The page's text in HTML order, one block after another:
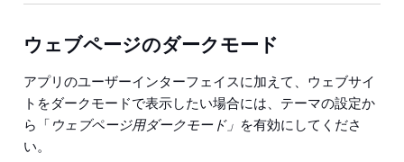
ウェブページのダークモード
アプリのユーザーインターフェイスに加えて、ウェブサイ
トをダークモードで表示したい場合には、テーマの設定か
ら「 ウェブページ用ダークモード」 を有効にしてくださ
い。